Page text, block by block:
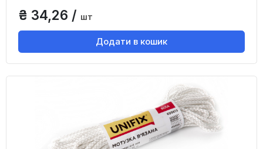
₴ 34,26 / шт
Додати в кошик